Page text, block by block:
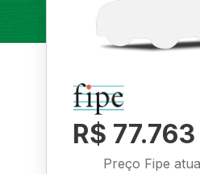
R$ 77.763
Preço Fipe